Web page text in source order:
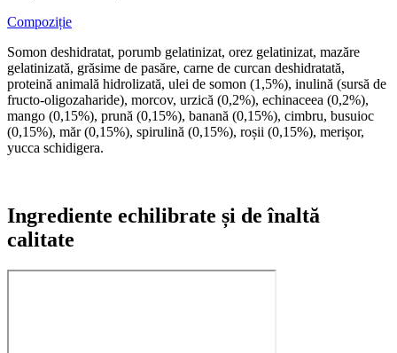
Compoziție
Somon deshidratat, porumb gelatinizat, orez gelatinizat, mazăre
gelatinizată, grăsime de pasăre, carne de curcan deshidratată,
proteină animală hidrolizată, ulei de somon (1,5%), inulină (sursă de
fructo-oligozaharide), morcov, urzică (0,2%), echinaceea (0,2%),
mango (0,15%), prună (0,15%), banană (0,15%), cimbru, busuioc
(0,15%), măr (0,15%), spirulină (0,15%), roșii (0,15%), merișor,
yucca schidigera.
Ingrediente echilibrate și de înaltă
calitate